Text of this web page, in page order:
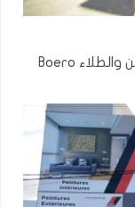
افتتاح قاعة عرض ببنزرت لعلامة الدهن والطلاء Boero